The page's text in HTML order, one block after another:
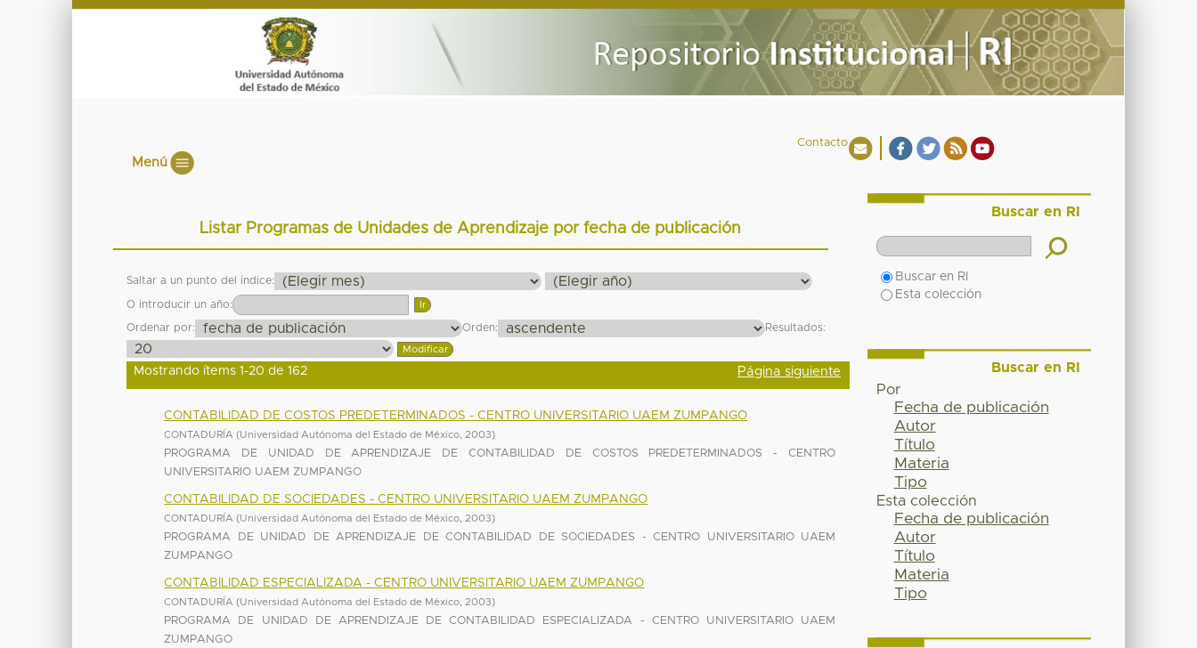
Contacto
Menú
Listar Programas de Unidades de Aprendizaje por fecha de publicación
Saltar a un punto del índice:
O introducir un año:
Ordenar por: Orden: Resultados:
Mostrando ítems 1-20 de 162 Página siguiente
CONTABILIDAD DE COSTOS PREDETERMINADOS - CENTRO UNIVERSITARIO UAEM ZUMPANGO
CONTADURÍA (Universidad Autónoma del Estado de México 2003)
PROGRAMA DE UNIDAD DE APRENDIZAJE DE CONTABILIDAD DE COSTOS PREDETERMINADOS - CENTRO
UNIVERSITARIO UAEM ZUMPANGO
CONTABILIDAD DE SOCIEDADES - CENTRO UNIVERSITARIO UAEM ZUMPANGO
CONTADURÍA (Universidad Autónoma del Estado de México 2003)
PROGRAMA DE UNIDAD DE APRENDIZAJE DE CONTABILIDAD DE SOCIEDADES - CENTRO UNIVERSITARIO UAEM
ZUMPANGO
CONTABILIDAD ESPECIALIZADA - CENTRO UNIVERSITARIO UAEM ZUMPANGO
CONTADURÍA (Universidad Autónoma del Estado de México 2003)
PROGRAMA DE UNIDAD DE APRENDIZAJE DE CONTABILIDAD ESPECIALIZADA - CENTRO UNIVERSITARIO UAEM
ZUMPANGO
Buscar en RI
Buscar en RI
Esta colección
Buscar en RI
Por
Fecha de publicación
Autor
Título
Materia
Tipo
Esta colección
Fecha de publicación
Autor
Título
Materia
Tipo